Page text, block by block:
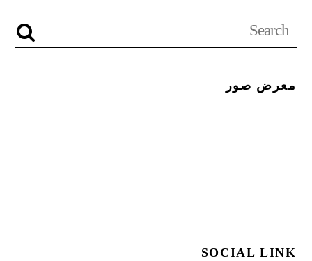
معرض صور
SOCIAL LINK